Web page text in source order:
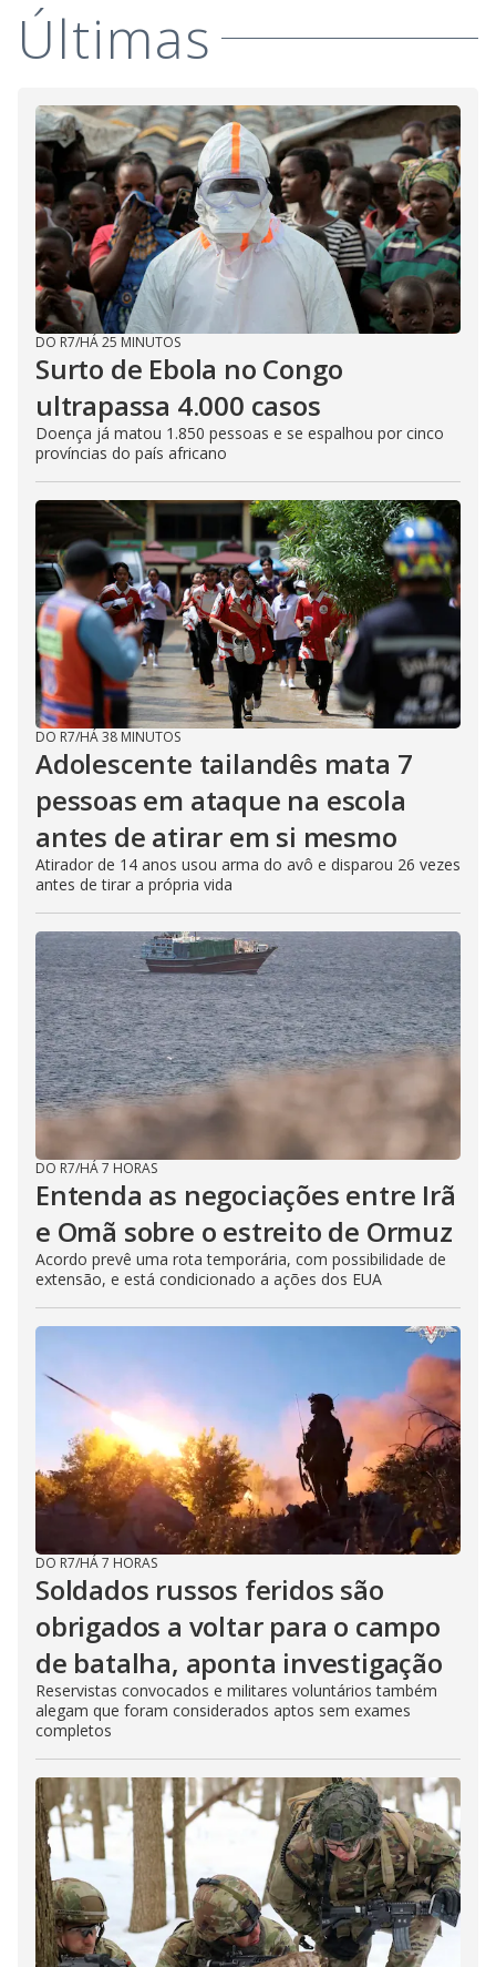
V
i
d
e
o
Últimas
DO R7/HÁ 25 MINUTOS
Surto de Ebola no Congo
ultrapassa 4.000 casos
Doença já matou 1.850 pessoas e se espalhou por cinco
províncias do país africano
DO R7/HÁ 38 MINUTOS
Adolescente tailandês mata 7
pessoas em ataque na escola
antes de atirar em si mesmo
Atirador de 14 anos usou arma do avô e disparou 26 vezes
antes de tirar a própria vida
DO R7/HÁ 7 HORAS
Entenda as negociações entre Irã
e Omã sobre o estreito de Ormuz
Acordo prevê uma rota temporária, com possibilidade de
extensão, e está condicionado a ações dos EUA
DO R7/HÁ 7 HORAS
Soldados russos feridos são
obrigados a voltar para o campo
de batalha, aponta investigação
Reservistas convocados e militares voluntários também
alegam que foram considerados aptos sem exames
completos